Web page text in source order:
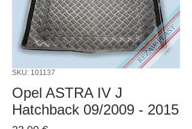
SKU: 101137
Opel ASTRA IV J
Hatchback 09/2009 - 2015